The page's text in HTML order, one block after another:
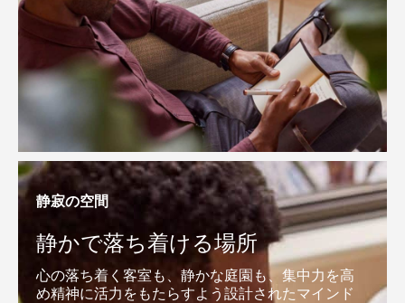
静かで落ち着ける場所
静寂の空間
心の落ち着く客室も、静かな庭園も、集中力を高
め精神に活力をもたらすよう設計されたマインド